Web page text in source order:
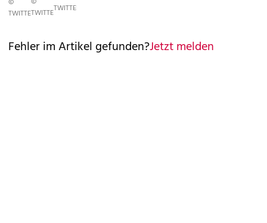
©
TWITTERTWITTERTWITTER
Fehler im Artikel gefunden?Jetzt melden